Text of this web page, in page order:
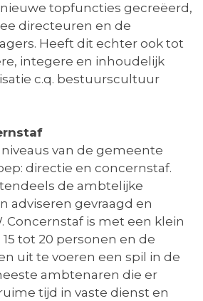
topfuncties gecreëerd,
directeuren en de
Heeft dit echter ook tot
integere en inhoudelijk
c.q. bestuurscultuur
van de gemeente
directie en concernstaf.
de ambtelijke
adviseren gevraagd en
Concernstaf is met een klein
tot 20 personen en de
uit te voeren een spil in de
ambtenaren die er
tijd in vaste dienst en